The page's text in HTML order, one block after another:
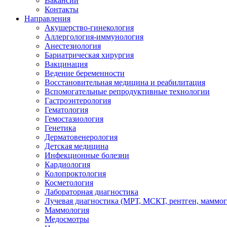
Контакты
Направления
Акушерство-гинекология
Аллергология-иммунология
Анестезиология
Бариатрическая хирургия
Вакцинация
Ведение беременности
Восстановительная медицина и реабилитация
Вспомогательные репродуктивные технологии
Гастроэнтерология
Гематология
Гемостазиология
Генетика
Дерматовенерология
Детская медицина
Инфекционные болезни
Кардиология
Колопроктология
Косметология
Лабораторная диагностика
Лучевая диагностика (МРТ, МСКТ, рентген,
Маммология
Медосмотры